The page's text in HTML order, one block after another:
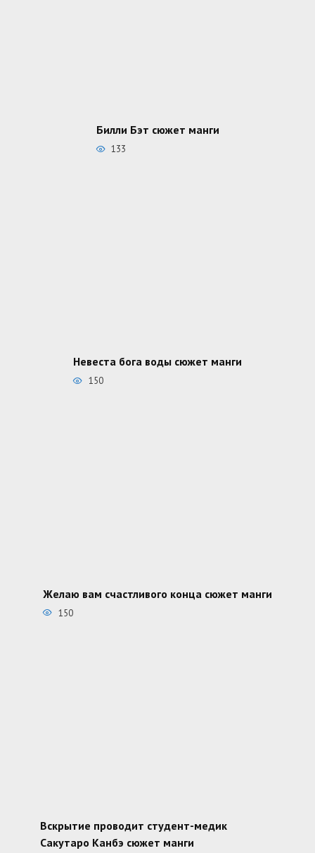
Билли Бэт сюжет манги
133
Невеста бога воды сюжет манги
150
Желаю вам счастливого конца сюжет манги
150
Вскрытие проводит студент-медик
Сакутаро Канбэ сюжет манги